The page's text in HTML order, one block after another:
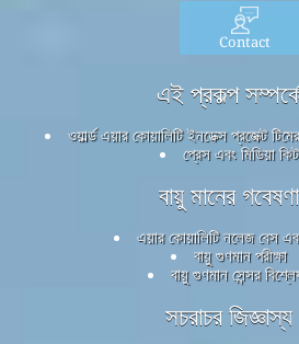
Contact
এই প্রকল্প
ওয়ার্ল্ড এয়ার কোয়ালিটি ইনডেক্স প্রজেক্ট
প্রেস এবং মিডিয়া কিট
বায়ু মানের গবেষণা
এয়ার কোয়ালিটি নলেজ বেস
বায়ু গুণমান পরীক্ষা
বায়ু গুণমান সেন্সর
সচরাচর জিজ্ঞাস্য